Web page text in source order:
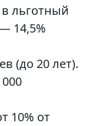
в льготный
14,5%
(до 20 лет).
10% от